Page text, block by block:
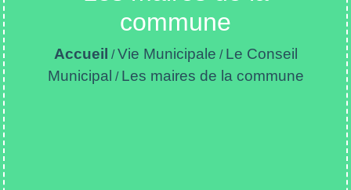
commune
Accueil /Vie Municipale / Le Conseil
Municipal / Les maires de la commune